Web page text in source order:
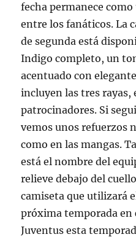
fecha permanece
entre los fanáticos. La
de segunda está
Indigo completo, un
acentuado con
incluyen las tres
patrocinadores. Si
vemos unos refuerzos
como en las mangas.
está el nombre del
relieve debajo del
camiseta que utilizará
próxima temporada
Juventus esta